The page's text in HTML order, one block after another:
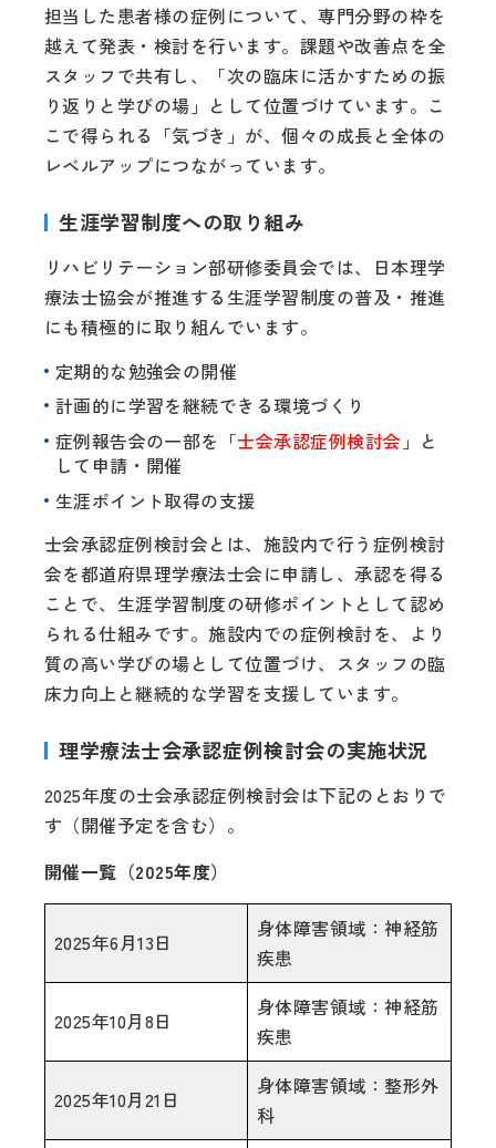
担当した患者様の症例について、専門分野の枠を
越えて発表・検討を行います。課題や改善点を全
スタッフで共有し、「次の臨床に活かすための振
り返りと学びの場」として位置づけています。こ
こで得られる「気づき」が、個々の成長と全体の
レベルアップにつながっています。
生涯学習制度への取り組み
リハビリテーション部研修委員会では、日本理学
療法士協会が推進する生涯学習制度の普及・推進
にも積極的に取り組んでいます。
定期的な勉強会の開催
計画的に学習を継続できる環境づくり
症例報告会の一部を「士会承認症例検討会 」と
して申請・開催
生涯ポイント取得の支援
士会承認症例検討会とは、施設内で行う症例検討
会を都道府県理学療法士会に申請し、承認を得る
ことで、生涯学習制度の研修ポイントとして認め
られる仕組みです。施設内での症例検討を、より
質の高い学びの場として位置づけ、スタッフの臨
床力向上と継続的な学習を支援しています。
理学療法士会承認症例検討会の実施状況
2025年度の士会承認症例検討会は下記のとおりで
す（開催予定を含む）。
開催一覧（2025年度）
2025年6月13日
身体障害領域：神経筋
疾患
2025年10月8日
身体障害領域：神経筋
疾患
2025年10月21日
身体障害領域：整形外
科